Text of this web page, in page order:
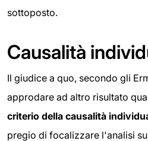
sottoposto.
Causalità
Il giudice a quo, secondo gli
approdare ad altro risultato
criterio della causalità
pregio di focalizzare l'analisi